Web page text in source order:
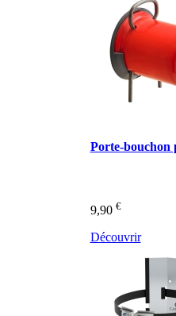
Porte-bouchon
9,90 €
Découvrir